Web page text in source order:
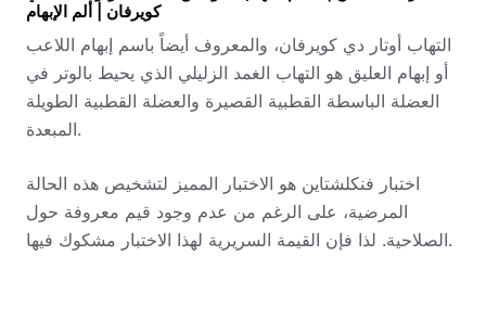
كويرفان | ألم الإبهام
التهاب أوتار دي كويرفان، والمعروف أيضاً باسم إبهام اللاعب
أو إبهام العليق هو التهاب الغمد الزليلي الذي يحيط بالوتر في
العضلة الباسطة القطبية القصيرة والعضلة القطبية الطويلة
المبعدة.
اختبار فنكلشتاين هو الاختبار المميز لتشخيص هذه الحالة
المرضية، على الرغم من عدم وجود قيم معروفة حول
الصلاحية. لذا فإن القيمة السريرية لهذا الاختبار مشكوك فيها.